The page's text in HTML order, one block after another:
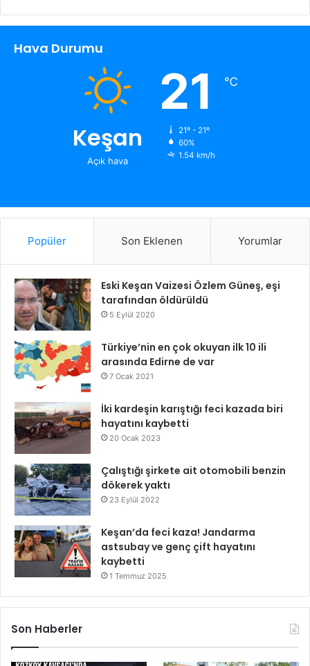
Hava Durumu
Keşan
Açık hava
21 ℃
21º - 21º
60%
1.54 km/h
Popüler Son Eklenen Yorumlar
Eski Keşan Vaizesi Özlem Güneş, eşi
tarafından öldürüldü
5 Eylül 2020
Türkiye’nin en çok okuyan ilk 10 ili
arasında Edirne de var
7 Ocak 2021
İki kardeşin karıştığı feci kazada biri
hayatını kaybetti
20 Ocak 2023
Çalıştığı şirkete ait otomobili benzin
dökerek yaktı
23 Eylül 2022
Keşan’da feci kaza! Jandarma
astsubay ve genç çift hayatını
kaybetti
1 Temmuz 2025
Son Haberler